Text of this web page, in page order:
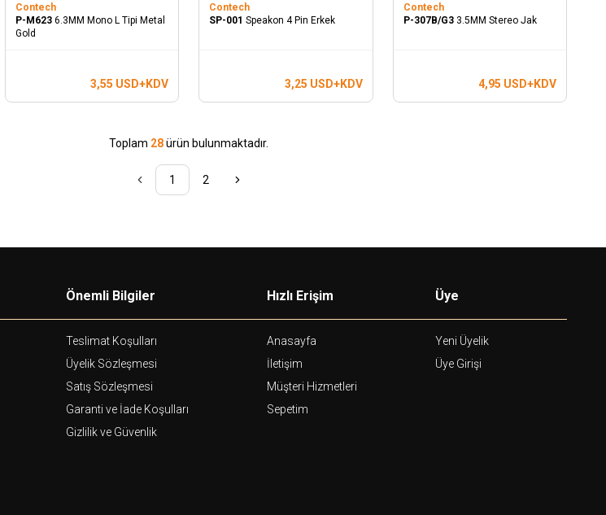
Contech
P-M623 6.3MM Mono L Tipi Metal
Gold
3,55 USD+KDV
Contech
SP-001 Speakon 4 Pin Erkek
3,25 USD+KDV
Contech
P-307B/G3 3.5MM Stereo Jak
4,95 USD+KDV
Toplam 28ürün bulunmaktadır.
1 2
Önemli Bilgiler
Teslimat Koşulları
Üyelik Sözleşmesi
Satış Sözleşmesi
Garanti ve İade Koşulları
Gizlilik ve Güvenlik
Hızlı Erişim
Anasayfa
İletişim
Müşteri Hizmetleri
Sepetim
Üye
Yeni Üyelik
Üye Girişi